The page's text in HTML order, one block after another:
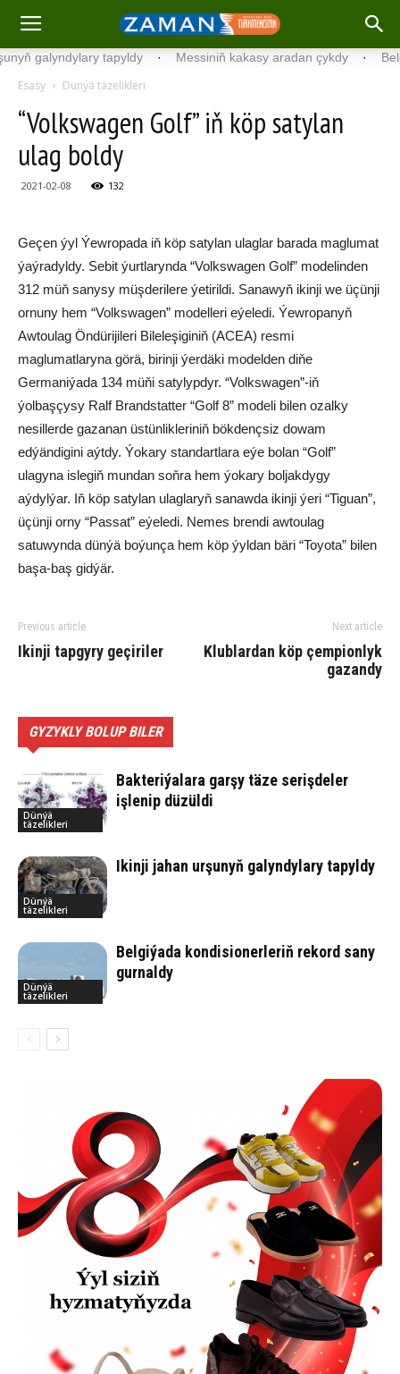
galyndylary tapyldy · Messiniň kakasy aradan çykdy ·
Esasy Dünýä täzelikleri
“Volkswagen Golf” iň köp satylan
ulag boldy
2021-02-08 132
Geçen ýyl Ýewropada iň köp satylan ulaglar barada maglumat
ýaýradyldy. Sebit ýurtlarynda “Volkswagen Golf” modelinden
312 müň sanysy müşderilere ýetirildi. Sanawyň ikinji we üçünji
ornuny hem “Volkswagen” modelleri eýeledi. Ýewropanyň
Awtoulag Öndürijileri Bileleşiginiň (ACEA) resmi
maglumatlaryna görä, birinji ýerdäki modelden diňe
Germaniýada 134 müňi satylypdyr. “Volkswagen”-iň
ýolbaşçysy Ralf Brandstatter “Golf 8” modeli bilen ozalky
nesillerde gazanan üstünlikleriniň bökdençsiz dowam
edýändigini aýtdy. Ýokary standartlara eýe bolan “Golf”
ulagyna islegiň mundan soňra hem ýokary boljakdygy
aýdylýar. Iň köp satylan ulaglaryň sanawda ikinji ýeri “Tiguan”,
üçünji orny “Passat” eýeledi. Nemes brendi awtoulag
satuwynda dünýä boýunça hem köp ýyldan bäri “Toyota” bilen
başa-baş gidýär.
Previous article
Ikinji tapgyry geçiriler
Next article
Klublardan köp çempionlyk
gazandy
GYZYKLY BOLUP BILER
Dünýä
täzelikleri
Bakteriýalara garşy täze serişdeler
işlenip düzüldi
Dünýä
täzelikleri
Ikinji jahan urşunyň galyndylary tapyldy
Dünýä
täzelikleri
Belgiýada kondisionerleriň rekord sany
gurnaldy